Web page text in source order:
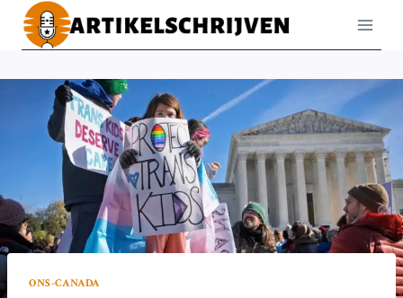
Doorgaan
naar
ONS-CANADA